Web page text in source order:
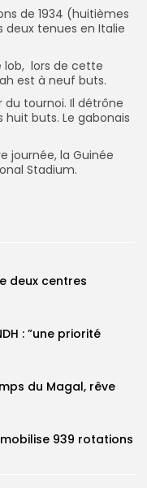
de 1934 (huitièmes
deux tenues en Italie
lob, lors de cette
est à neuf buts.
du tournoi. Il détrône
huit buts. Le gabonais
journée, la Guinée
Stadium.
deux centres
: ”une priorité
du Magal, rêve
939 rotations